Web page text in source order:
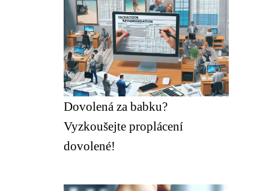
Dovolená za babku?
Vyzkoušejte proplácení
dovolené!